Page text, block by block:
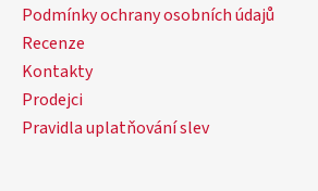
Podmínky ochrany osobních údajů
Recenze
Kontakty
Prodejci
Pravidla uplatňování slev